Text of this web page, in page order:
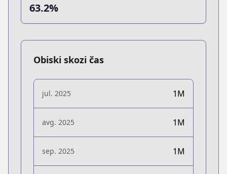
63.2%
Obiski skozi čas
jul. 2025 1M
avg. 2025 1M
sep. 2025 1M